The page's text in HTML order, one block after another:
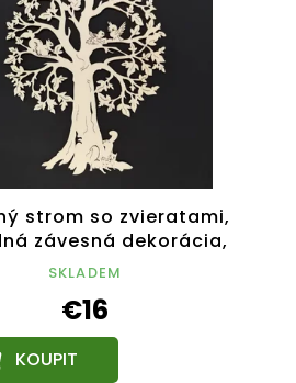
strom so zvieratami,
závesná dekorácia,
výška 28 cm
SKLADEM
€16